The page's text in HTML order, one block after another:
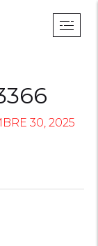
30, 2025